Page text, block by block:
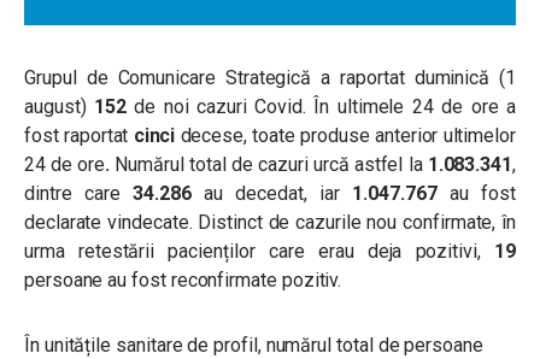
Grupul de Comunicare Strategică a raportat duminică (1
august) 152 de noi cazuri Covid. În ultimele 24 de ore a
fost raportat cinci decese, toate produse anterior ultimelor
24 de ore.Numărul total de cazuri urcă astfel la1.083.341,
dintre care34.286au decedat, iar1.047.767au fost
declarate vindecate. Distinct de cazurile nou confirmate, în
urma retestării pacienților care erau deja pozitivi,19
persoane au fost reconfirmate pozitiv.
În unitățile sanitare de profil, numărul total de persoane